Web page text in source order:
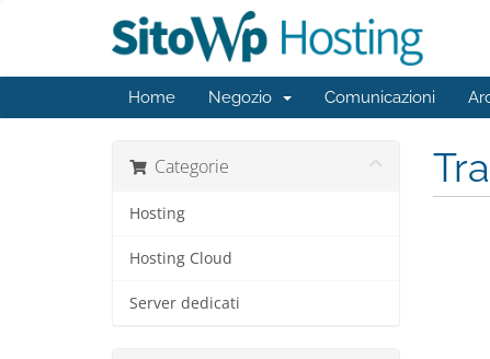
Home Negozio Comunicazioni
Categorie
Hosting
Hosting Cloud
Server dedicati